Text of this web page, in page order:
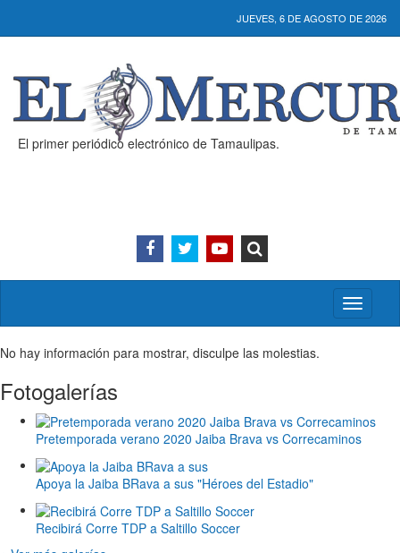
JUEVES, 6 DE AGOSTO DE 2026
El primer periódico electrónico de Tamaulipas.
Activar/
menú
No hay información para mostrar, disculpe las molestias.
Fotogalerías
Pretemporada verano 2020 Jaiba Brava vs Correcaminos
Apoya la Jaiba BRava a sus "Héroes del Estadio"
Recibirá Corre TDP a Saltillo Soccer